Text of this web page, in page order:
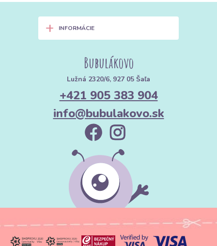
+ INFORMÁCIE
Bubulákovo
Lužná 2320/6, 927 05 Šaľa
+421 905 383 904
info@bubulakovo.sk